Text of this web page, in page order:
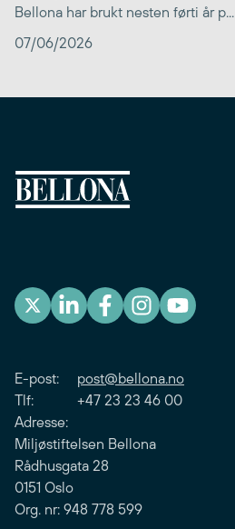
Bellona har brukt nesten førti år p...
07/06/2026
E-post: post@bellona.no
Tlf: +47 23 23 46 00
Adresse:
Miljøstiftelsen Bellona
Rådhusgata 28
0151 Oslo
Org. nr: 948 778 599